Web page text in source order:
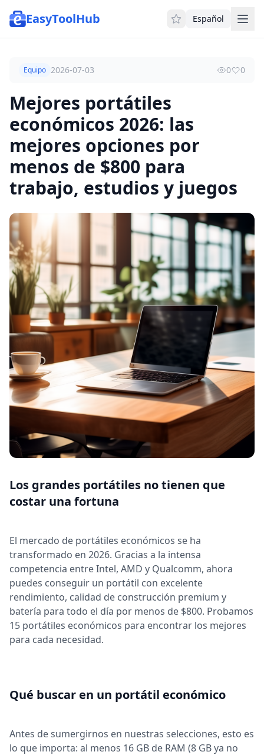
EasyToolHub Español
Equipo 2026-07-03 0 0
Mejores portátiles
económicos 2026: las
mejores opciones por
menos de $800 para
trabajo, estudios y juegos
Los grandes portátiles no tienen que
costar una fortuna
El mercado de portátiles económicos se ha
transformado en 2026. Gracias a la intensa
competencia entre Intel, AMD y Qualcomm, ahora
puedes conseguir un portátil con excelente
rendimiento, calidad de construcción premium y
batería para todo el día por menos de $800. Probamos
15 portátiles económicos para encontrar los mejores
para cada necesidad.
Qué buscar en un portátil económico
Antes de sumergirnos en nuestras selecciones, esto es
lo que importa: al menos 16 GB de RAM (8 GB ya no